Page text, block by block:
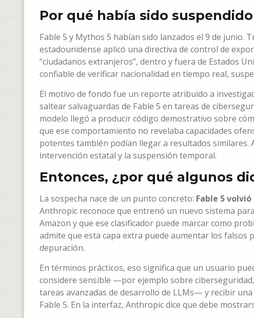
Por qué había sido suspendido
Fable 5 y Mythos 5 habían sido lanzados el 9 de junio.
estadounidense aplicó una directiva de control de
“ciudadanos extranjeros”, dentro y fuera de Estados
confiable de verificar nacionalidad en tiempo real,
El motivo de fondo fue un reporte atribuido a
saltear salvaguardas de Fable 5 en tareas de
modelo llegó a producir código demostrativo sobre
que ese comportamiento no revelaba capacidades
potentes también podían llegar a resultados similares.
intervención estatal y la suspensión temporal.
Entonces, ¿por qué algunos
La sospecha nace de un punto concreto: Fable 5
Anthropic reconoce que entrenó un nuevo sistema
Amazon y que ese clasificador puede marcar como
admite que esta capa extra puede aumentar los
depuración.
En términos prácticos, eso significa que un usuario
considere sensible —por ejemplo sobre
tareas avanzadas de desarrollo de LLMs— y recibir
Fable 5. En la interfaz, Anthropic dice que debe